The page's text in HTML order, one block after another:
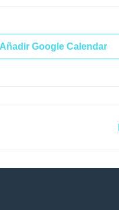
Google Calendar